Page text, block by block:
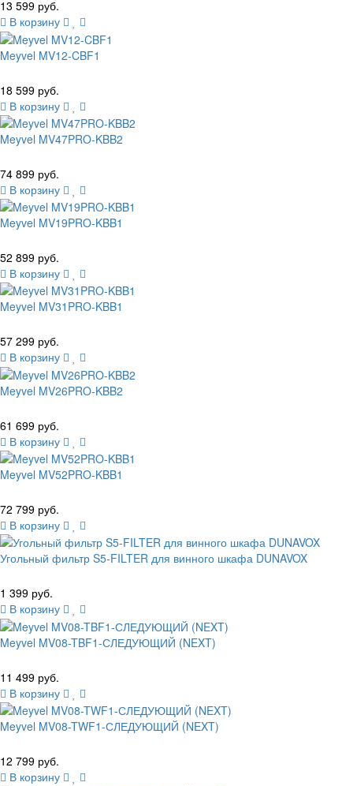
13 599 руб.
В корзину
Meyvel MV12-CBF1
18 599 руб.
В корзину
Meyvel MV47PRO-KBB2
74 899 руб.
В корзину
Meyvel MV19PRO-KBB1
52 899 руб.
В корзину
Meyvel MV31PRO-KBB1
57 299 руб.
В корзину
Meyvel MV26PRO-KBB2
61 699 руб.
В корзину
Meyvel MV52PRO-KBB1
72 799 руб.
В корзину
Угольный фильтр S5-FILTER для винного шкафа DUNAVOX
1 399 руб.
В корзину
Meyvel MV08-TBF1-СЛЕДУЮЩИЙ (NEXT)
11 499 руб.
В корзину
Meyvel MV08-TWF1-СЛЕДУЮЩИЙ (NEXT)
12 799 руб.
В корзину